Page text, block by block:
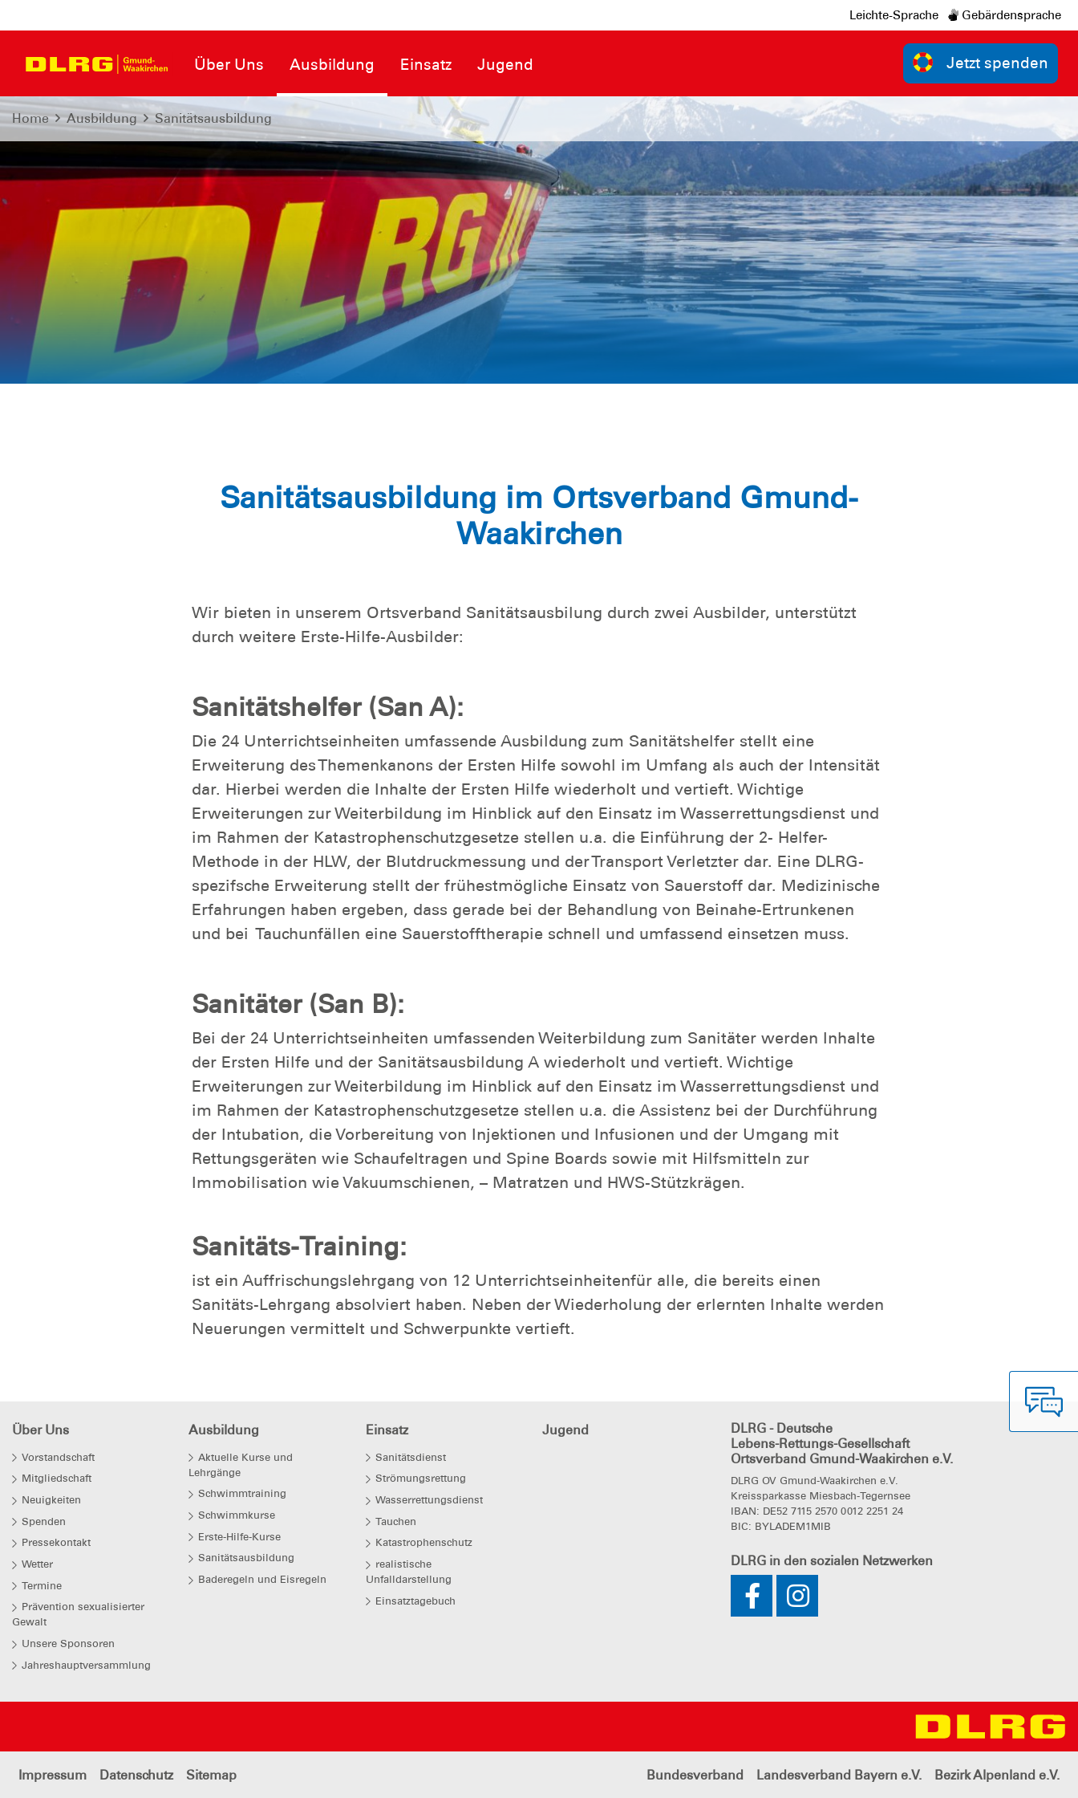
Leichte-Sprache Gebärdensprache
Über Uns Ausbildung Einsatz Jugend Jetzt spenden
Home Ausbildung Sanitätsausbildung
Sanitätsausbildung im Ortsverband Gmund-
Waakirchen
Wir bieten in unserem Ortsverband Sanitätsausbilung durch zwei Ausbilder, unterstützt
durch weitere Erste-Hilfe-Ausbilder:
Sanitätshelfer (San A):
Die 24 Unterrichtseinheiten umfassende Ausbildung zum Sanitätshelfer stellt eine
Erweiterung des Themenkanons der Ersten Hilfe sowohl im Umfang als auch der Intensität
dar. Hierbei werden die Inhalte der Ersten Hilfe wiederholt und vertieft. Wichtige
Erweiterungen zur Weiterbildung im Hinblick auf den Einsatz im Wasserrettungsdienst und
im Rahmen der Katastrophenschutzgesetze stellen u.a. die Einführung der 2- Helfer-
Methode in der HLW, der Blutdruckmessung und der Transport Verletzter dar. Eine DLRG-
spezifsche Erweiterung stellt der frühestmögliche Einsatz von Sauerstoff dar. Medizinische
Erfahrungen haben ergeben, dass gerade bei der Behandlung von Beinahe-Ertrunkenen
und bei Tauchunfällen eine Sauerstofftherapie schnell und umfassend einsetzen muss.
Sanitäter (San B):
Bei der 24 Unterrichtseinheiten umfassenden Weiterbildung zum Sanitäter werden Inhalte
der Ersten Hilfe und der Sanitätsausbildung A wiederholt und vertieft. Wichtige
Erweiterungen zur Weiterbildung im Hinblick auf den Einsatz im Wasserrettungsdienst und
im Rahmen der Katastrophenschutzgesetze stellen u.a. die Assistenz bei der Durchführung
der Intubation, die Vorbereitung von Injektionen und Infusionen und der Umgang mit
Rettungsgeräten wie Schaufeltragen und Spine Boards sowie mit Hilfsmitteln zur
Immobilisation wie Vakuumschienen, – Matratzen und HWS-Stützkrägen.
Sanitäts-Training:
ist ein Auffrischungslehrgang von 12 Unterrichtseinheitenfür alle, die bereits einen
Sanitäts-Lehrgang absolviert haben. Neben der Wiederholung der erlernten Inhalte werden
Neuerungen vermittelt und Schwerpunkte vertieft.
Über Uns
Vorstandschaft
Mitgliedschaft
Neuigkeiten
Spenden
Pressekontakt
Wetter
Termine
Prävention sexualisierter
Gewalt
Unsere Sponsoren
Jahreshauptversammlung
Ausbildung
Aktuelle Kurse und
Lehrgänge
Schwimmtraining
Schwimmkurse
Erste-Hilfe-Kurse
Sanitätsausbildung
Baderegeln und Eisregeln
Einsatz
Sanitätsdienst
Strömungsrettung
Wasserrettungsdienst
Tauchen
Katastrophenschutz
realistische
Unfalldarstellung
Einsatztagebuch
Jugend
DLRG - Deutsche
Lebens-Rettungs-Gesellschaft
Ortsverband Gmund-Waakirchen e.V.
DLRG OV Gmund-Waakirchen e.V.
Kreissparkasse Miesbach-Tegernsee
IBAN: DE52 7115 2570 0012 2251 24
BIC: BYLADEM1MIB
DLRG in den sozialen Netzwerken
Impressum Datenschutz Sitemap Bundesverband Landesverband Bayern e.V. Bezirk Alpenland e.V.